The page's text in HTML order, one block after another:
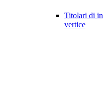
Titolari di
vertice